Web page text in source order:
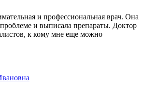
и профессиональная врач. Она
и выписала препараты. Доктор
к кому мне еще можно